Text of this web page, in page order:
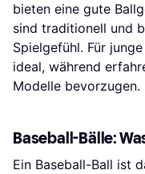
bieten eine gute
sind traditionell und
Spielgefühl. Für
ideal, während
Modelle bevorzugen.
Baseball-Bälle:
Ein Baseball-Ball ist